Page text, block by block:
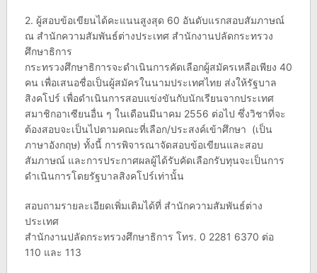
2. ผู้สอบข้อเขียนได้คะแนนสูงสุด 60 อันดับแรกสอบสัมภาษณ์
ณ สำนักความสัมพันธ์ต่างประเทศ สำนักงานปลัดกระทรวง
ศึกษาธิการ
กระทรวงศึกษาธิการจะดำเนินการคัดเลือกผู้สมัครเหลือเพียง 40
คน เพื่อเสนอชื่อเป็นผู้สมัครในนามประเทศไทย ส่งให้รัฐบาล
สิงคโปร์ เพื่อดำเนินการสอบแข่งขันกับนักเรียนจากประเทศ
สมาชิกอาเซียนอื่น ๆ ในเดือนมีนาคม 2556 ต่อไป ซึ่งวิชาที่จะ
ต้องสอบจะเป็นไปตามคณะที่เลือก/ประสงค์เข้าศึกษา (เป็น
ภาษาอังกฤษ) ทั้งนี้ การพิจารณาจัดสอบข้อเขียนและสอบ
สัมภาษณ์ และการประกาศผลผู้ได้รับคัดเลือกรับทุนจะเป็นการ
ดำเนินการโดยรัฐบาลสิงคโปร์เท่านั้น
สอบถามรายละเอียดเพิ่มเติมได้ที่ สำนักความสัมพันธ์ต่าง
ประเทศ
สำนักงานปลัดกระทรวงศึกษาธิการ โทร. 0 2281 6370 ต่อ
110 และ 113